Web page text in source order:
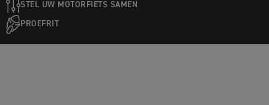
STEL UW MOTORFIETS SAMEN
PROEFRIT